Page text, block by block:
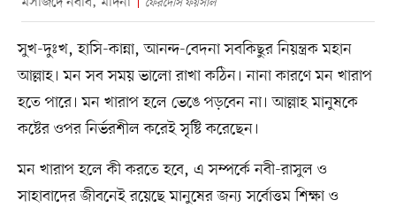
সুখ-দুঃখ, হাসি-কান্না, আনন্দ-বেদনা সবকিছুর নিয়ন্ত্রক মহান
আল্লাহ। মন সব সময় ভালো রাখা কঠিন। নানা কারণে মন খারাপ
হতে পারে। মন খারাপ হলে ভেঙে পড়বেন না। আল্লাহ মানুষকে
কষ্টের ওপর নির্ভরশীল করেই সৃষ্টি করেছেন।
মন খারাপ হলে কী করতে হবে, এ সম্পর্কে নবী-রাসুল ও
সাহাবাদের জীবনেই রয়েছে মানুষের জন্য সর্বোত্তম শিক্ষা ও